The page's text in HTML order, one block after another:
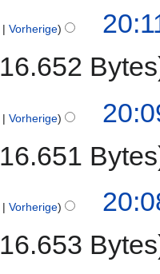
Vorherige
16.652 Bytes
Vorherige
16.651 Bytes
Vorherige
16.653 Bytes